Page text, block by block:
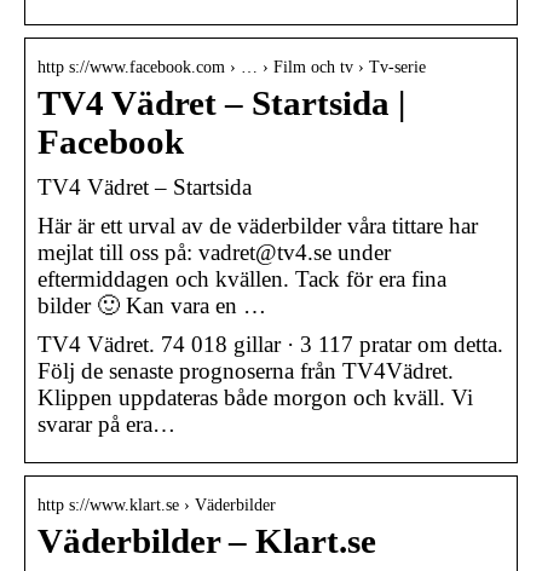
http s://www.facebook.com › … › Film och tv › Tv-serie
TV4 Vädret – Startsida |
Facebook
TV4 Vädret – Startsida
Här är ett urval av de väderbilder våra tittare har
mejlat till oss på: vadret@tv4.se under
eftermiddagen och kvällen. Tack för era fina
bilder 🙂 Kan vara en …
TV4 Vädret. 74 018 gillar · 3 117 pratar om detta.
Följ de senaste prognoserna från TV4Vädret.
Klippen uppdateras både morgon och kväll. Vi
svarar på era…
http s://www.klart.se › Väderbilder
Väderbilder – Klart.se